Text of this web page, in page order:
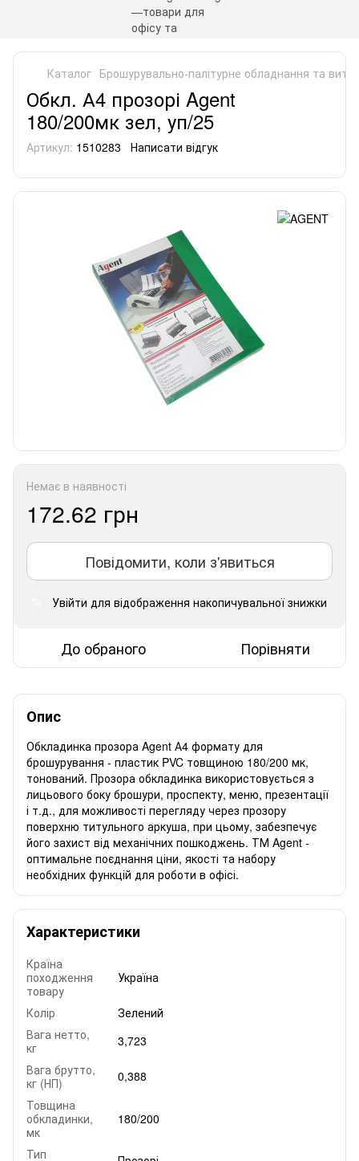
Каталог Брошурувально-палітурне обладнання та
Обкл. А4 прозорі Agent
180/200мк зел, уп/25
Артикул: 1510283 Написати відгук
Немає в наявності
172.62 грн
Повідомити, коли з'явиться
Увійти для відображення накопичувальної знижки
До обраного Порівняти
Опис
Обкладинка прозора Agent А4 формату для
брошурування - пластик PVC товщиною 180/200 мк,
тонований. Прозора обкладинка використовується з
лицьового боку брошури, проспекту, меню, презентації
і т.д., для можливості перегляду через прозору
поверхню титульного аркуша, при цьому, забезпечує
його захист від механічних пошкоджень. ТМ Agent -
оптимальне поєднання ціни, якості та набору
необхідних функцій для роботи в офісі.
Характеристики
Країна
походження
товару
Україна
Колір
Зелений
Вага нетто,
кг
3,723
Вага брутто,
кг (НП)
0,388
Товщина
обкладинки,
мк
180/200
Тип